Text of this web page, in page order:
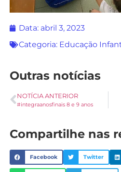
Data: abril 3, 2023
Categoria: Educação
Outras notícias
NOTÍCIA ANTERIOR
#integraanosfinais 8 e 9 anos
Compartilhe nas
Facebook Twitter